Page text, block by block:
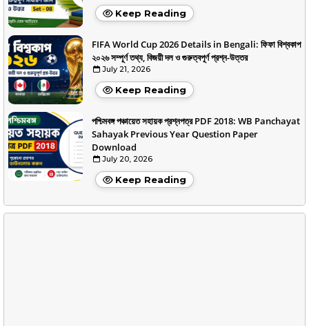
Keep Reading
FIFA World Cup 2026 Details in Bengali: ফিফা বিশ্বকাপ
২০২৬ সম্পূর্ণ তথ্য, বিজয়ী দল ও গুরুত্বপূর্ণ প্রশ্ন-উত্তর
July 21, 2026
Keep Reading
পশ্চিমবঙ্গ পঞ্চায়েত সহায়ক প্রশ্নপত্র PDF 2018: WB Panchayat
Sahayak Previous Year Question Paper
Download
July 20, 2026
Keep Reading